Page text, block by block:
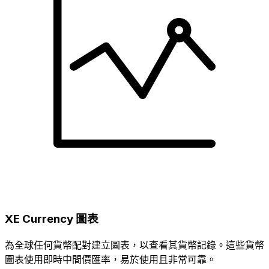
XE Currency 圖表
為全球任何貨幣配對建立圖表，以查看其貨幣記錄。這些貨幣
圖表使用即時中間價匯率，易於使用且非常可靠。